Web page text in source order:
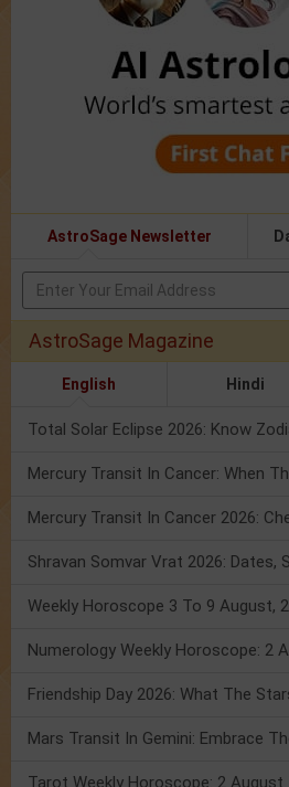
AstroSage Newsletter
AstroSage Magazine
English Hindi
Total Solar Eclipse 2026: Know
Numerology Weekly Horoscope: 2
Tarot Weekly Horoscope: 2 August